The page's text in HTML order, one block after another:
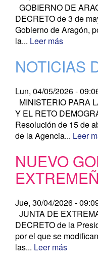
GOBIERNO DE
DECRETO de 3 de
Gobierno de Aragón,
la... Leer más
NOTICIAS
Lun, 04/05/2026 -
MINISTERIO PARA
Y EL RETO
Resolución de 15 de
de la Agencia... Leer
NUEVO
Jue, 30/04/2026 -
JUNTA DE
DECRETO de la
por el que se
las... Leer más